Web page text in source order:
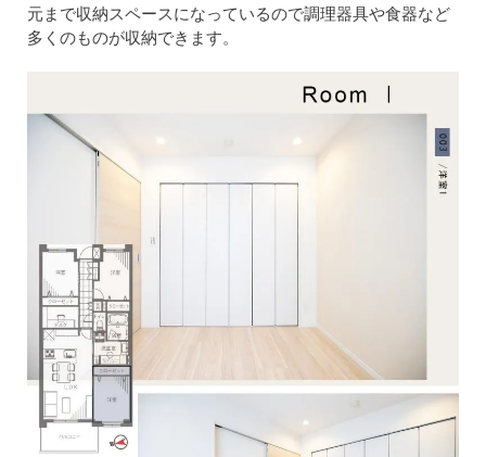
元まで収納スペースになっているので調理器具や食器など
多くのものが収納できます。